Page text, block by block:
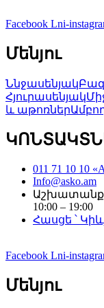
Facebook Lni-
Մենյու
Ննջասենյակ
Հյուրասենյակ
և աթոռներ
011 71 10 10
Info@asko.am
10:00 – 19:00
Հասցե ՝
Facebook Lni-
Մենյու